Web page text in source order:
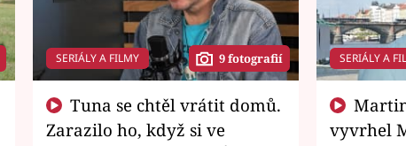
SERIÁLY A FILMY 9 fotografií
Zarazilo ho, když si ve
SERIÁLY A
vyvrhel